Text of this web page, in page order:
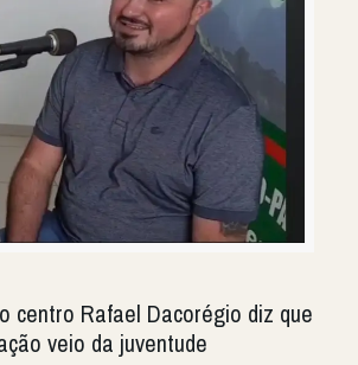
centro Rafael Dacorégio diz que
veio da juventude